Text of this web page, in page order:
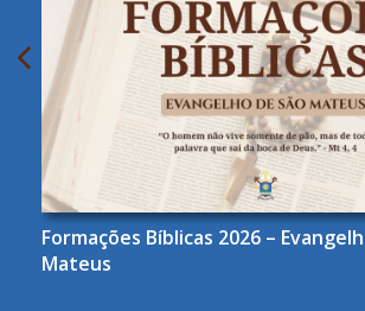
Agendas Arquidiocesana de